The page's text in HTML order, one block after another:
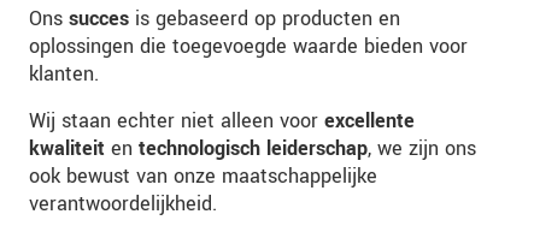
Ons succes is gebaseerd op producten en
oplossingen die toegevoegde waarde bieden voor
klanten.
Wij staan ​​echter niet alleen voor excellente
kwaliteit en technologisch leiderschap, we zijn ons
ook bewust van onze maatschappelijke
verantwoordelijkheid.